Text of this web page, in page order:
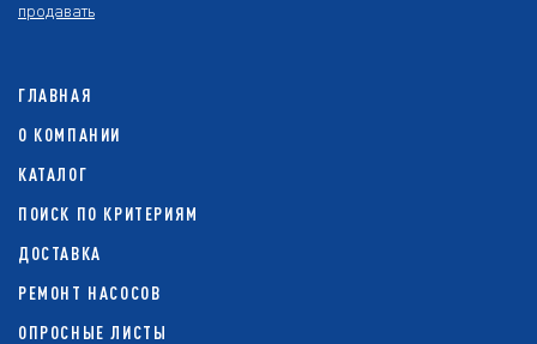
продавать
ГЛАВНАЯ
О КОМПАНИИ
КАТАЛОГ
ПОИСК ПО КРИТЕРИЯМ
ДОСТАВКА
РЕМОНТ НАСОСОВ
ОПРОСНЫЕ ЛИСТЫ